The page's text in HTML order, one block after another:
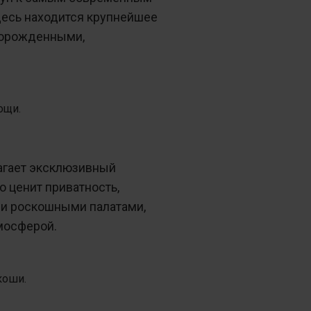
находится крупнейшее
эксклюзивный
приватность,
роскошными палатами,